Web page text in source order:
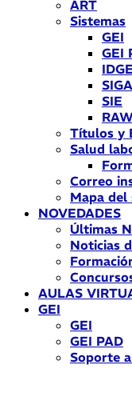
ART
Sistemas
GEI
GEI
IDGE
SIGA
SIE
Títulos y
Salud
Correo
Mapa del
NOVEDADES
Últimas
Noticias
AULAS
GEI
GEI
GEI PAD
Soporte